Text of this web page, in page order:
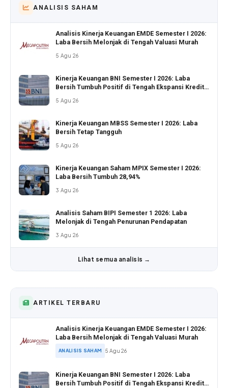
ANALISIS SAHAM
Analisis Kinerja Keuangan EMDE Semester I 2026:
Laba Bersih Melonjak di Tengah Valuasi Murah
5 Agu 26
Kinerja Keuangan BNI Semester I 2026: Laba
Bersih Tumbuh Positif di Tengah Ekspansi Kredit
5 Agu 26
Kinerja Keuangan MBSS Semester I 2026: Laba
Bersih Tetap Tangguh
5 Agu 26
Kinerja Keuangan Saham MPIX Semester I 2026:
Laba Bersih Tumbuh 28,94%
3 Agu 26
Analisis Saham BIPI Semester 1 2026: Laba
Melonjak di Tengah Penurunan Pendapatan
3 Agu 26
Lihat semua analisis →
ARTIKEL TERBARU
Analisis Kinerja Keuangan EMDE Semester I 2026:
Laba Bersih Melonjak di Tengah Valuasi Murah
ANALISIS SAHAM 5 Agu 26
Kinerja Keuangan BNI Semester I 2026: Laba
Bersih Tumbuh Positif di Tengah Ekspansi Kredit